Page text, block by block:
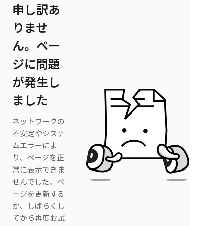
申し訳あ
りませ
ん。ペー
ジに問題
が発生し
ました
ネットワークの
不安定やシステ
ムエラーによ
り、ページを正
常に表示できま
せんでした。ペ
ージを更新する
か、しばらくし
てから再度お試